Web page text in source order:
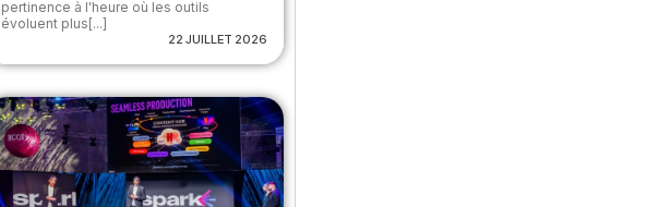
pertinence à l'heure où les outils
évoluent plus[...]
22 JUILLET 2026